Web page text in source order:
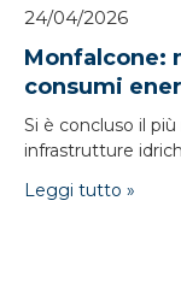
24/04/2026
Monfalcone:
consumi
Si è concluso il
infrastrutture
Leggi tutto »